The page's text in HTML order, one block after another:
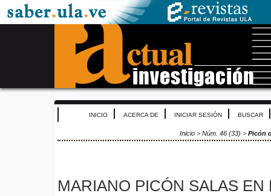
INICIO ACERCA DE INICIAR SESIÓN BUSCAR
Inicio> Núm. 46 (33) > Picón
MARIANO PICÓN SALAS EN